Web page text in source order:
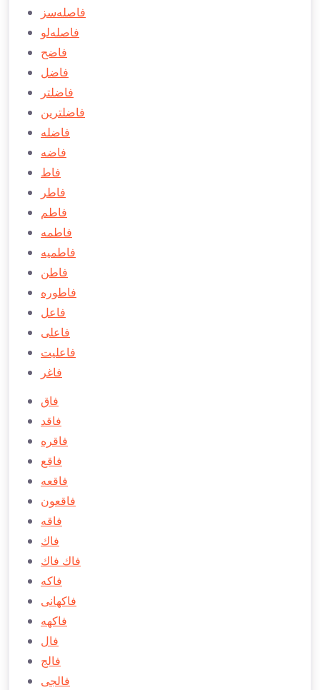
فاصله‌سز
فاصله‌لو
فاضح
فاضل
فاضلتر
فاضلترين
فاضله
فاضه
فاط
فاطر
فاطم
فاطمه
فاطمیه
فاطن
فاطوره
فاعل
فاعلی
فاعلیت
فاغر
فاق
فاقد
فاقره
فاقع
فاقعه
فاقعون
فاقه
فاك
فاك فاك
فاكه
فاكهانی
فاكهه
فال
فالج
فالجی